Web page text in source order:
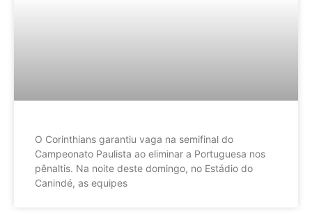
O Corinthians garantiu vaga na semifinal do
Campeonato Paulista ao eliminar a Portuguesa nos
pênaltis. Na noite deste domingo, no Estádio do
Canindé, as equipes